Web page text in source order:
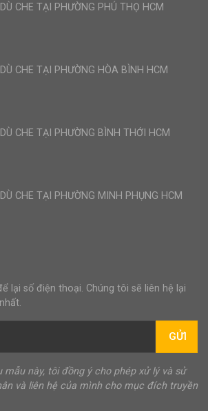
CHE TẠI PHƯỜNG PHÚ THỌ HCM
CHE TẠI PHƯỜNG HÒA BÌNH HCM
CHE TẠI PHƯỜNG BÌNH THỚI HCM
CHE TẠI PHƯỜNG MINH PHỤNG HCM
lại số điện thoại. Chúng tôi sẽ liên hệ lại
GỬI
mẫu này, tôi đồng ý cho phép xử lý và sử
và liên hệ của mình cho mục đích truyền